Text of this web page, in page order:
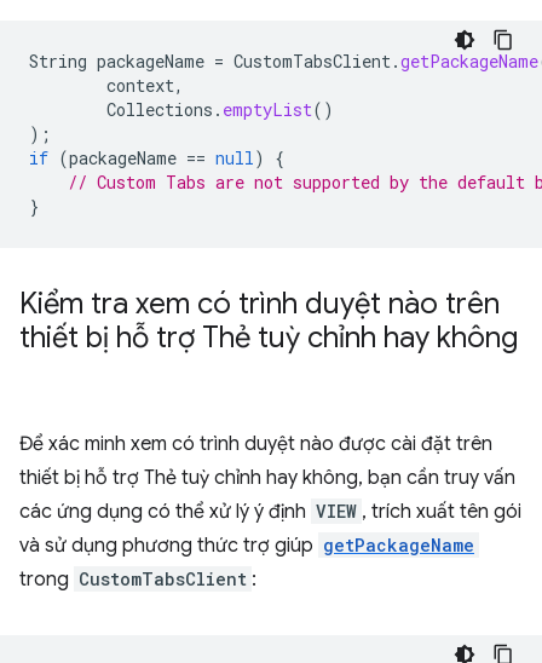
String packageName = CustomTabsClient.getPackageName
context,
Collections . emptyList()
);
if (packageName == null)
{
// Custom Tabs are not supported by the default
}
Kiểm tra xem có trình duyệt nào trên
thiết bị hỗ trợ Thẻ tuỳ chỉnh hay không
Để xác minh xem có trình duyệt nào được cài đặt trên
thiết bị hỗ trợ Thẻ tuỳ chỉnh hay không, bạn cần truy vấn
các ứng dụng có thể xử lý ý định VIEW , trích xuất tên gói
và sử dụng phương thức trợ giúp getPackageName
trong CustomTabsClient :